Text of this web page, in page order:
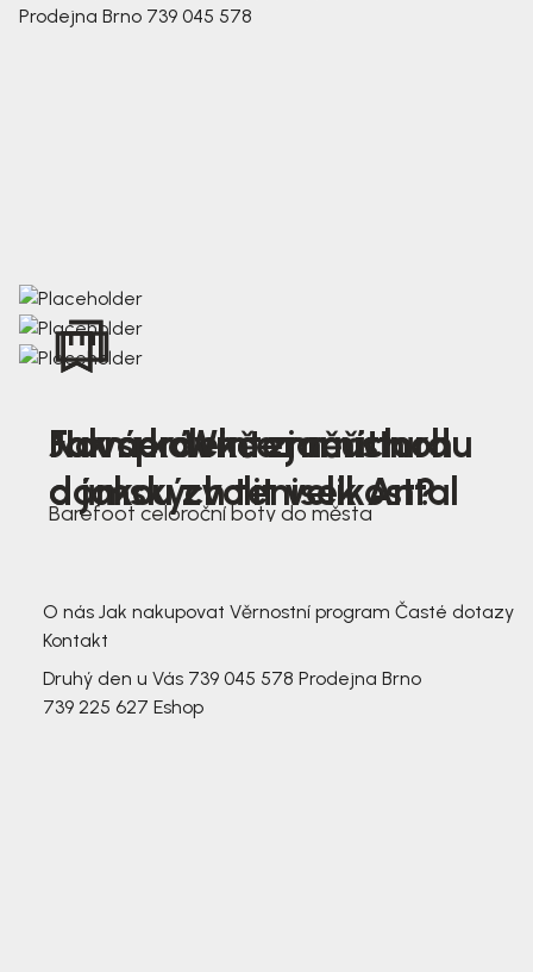
Prodejna Brno 739 045 578
Nová kolekce jarních
dámských tenisek Antal
Jak správně změřit nohu
a jakou zvolit velikost?
Farmer Winter mustard
Barefoot celoroční boty do města
O nás Jak nakupovat Věrnostní program Časté dotazy
Kontakt
Druhý den u Vás 739 045 578 Prodejna Brno
739 225 627 Eshop